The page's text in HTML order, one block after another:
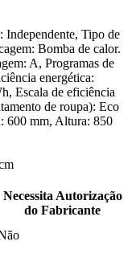
Tipo de
Bomba de calor.
A, Programas de
energética:
Escala de eficiência
de roupa): Eco
600 mm, Altura: 850
Necessita Autorização
do Fabricante